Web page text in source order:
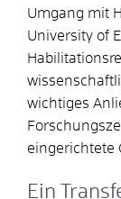
Umgang mit
University of
wichtiges
eingerichtete
Ein